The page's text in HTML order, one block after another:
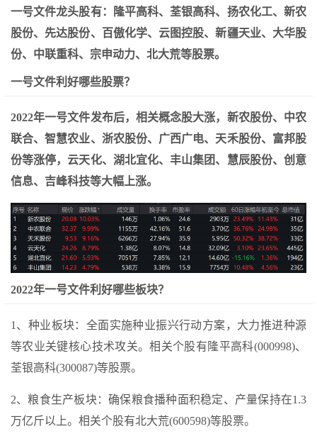
一号文件龙头股有：隆平高科、荃银高科、扬农化工、新农
股份、先达股份、百傲化学、云图控股、新疆天业、大华股
份、中联重科、宗申动力、北大荒等股票。
一号文件利好哪些股票？
2022年一号文件发布后，相关概念股大涨，新农股份、中农
联合、智慧农业、浙农股份、广西广电、天禾股份、富邦股
份等涨停，云天化、湖北宜化、丰山集团、慧辰股份、创意
信息、吉峰科技等大幅上涨。
2022年一号文件利好哪些板块？
1、种业板块：全面实施种业振兴行动方案，大力推进种源
等农业关键核心技术攻关。相关个股有隆平高科(000998)、
荃银高科(300087)等股票。
2、粮食生产板块：确保粮食播种面积稳定、产量保持在1.3
万亿斤以上。相关个股有北大荒(600598)等股票。